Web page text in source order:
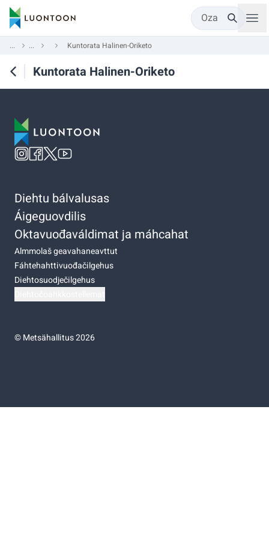
Oza
... ... Kuntorata Halinen-Oriketo
Kuntorata Halinen-Oriketo
Diehtu bálvalusas
Áigeguovdilis
Oktavuođaváldimat ja máhcahat
Almmolaš geavahaneavttut
Fáhtehahttivuođačilgehus
Diehtosuodječilgehus
©Metsähallitus 2026